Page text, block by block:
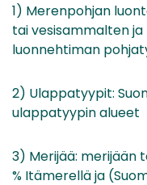
1) Merenpohjan
tai vesisammalten
luonnehtiman
2) Ulappatyypit:
ulappatyypin alueet
3) Merijää: merijään
% Itämerellä ja